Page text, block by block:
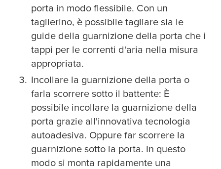
porta in modo flessibile. Con un
taglierino, è possibile tagliare sia le
guide della guarnizione della porta che i
tappi per le correnti d'aria nella misura
appropriata.
Incollare la guarnizione della porta o
farla scorrere sotto il battente: È
possibile incollare la guarnizione della
porta grazie all'innovativa tecnologia
autoadesiva. Oppure far scorrere la
guarnizione sotto la porta. In questo
modo si monta rapidamente una